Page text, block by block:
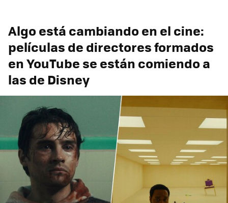
Algo está cambiando en el cine:
películas de directores formados
en YouTube se están comiendo a
las de Disney